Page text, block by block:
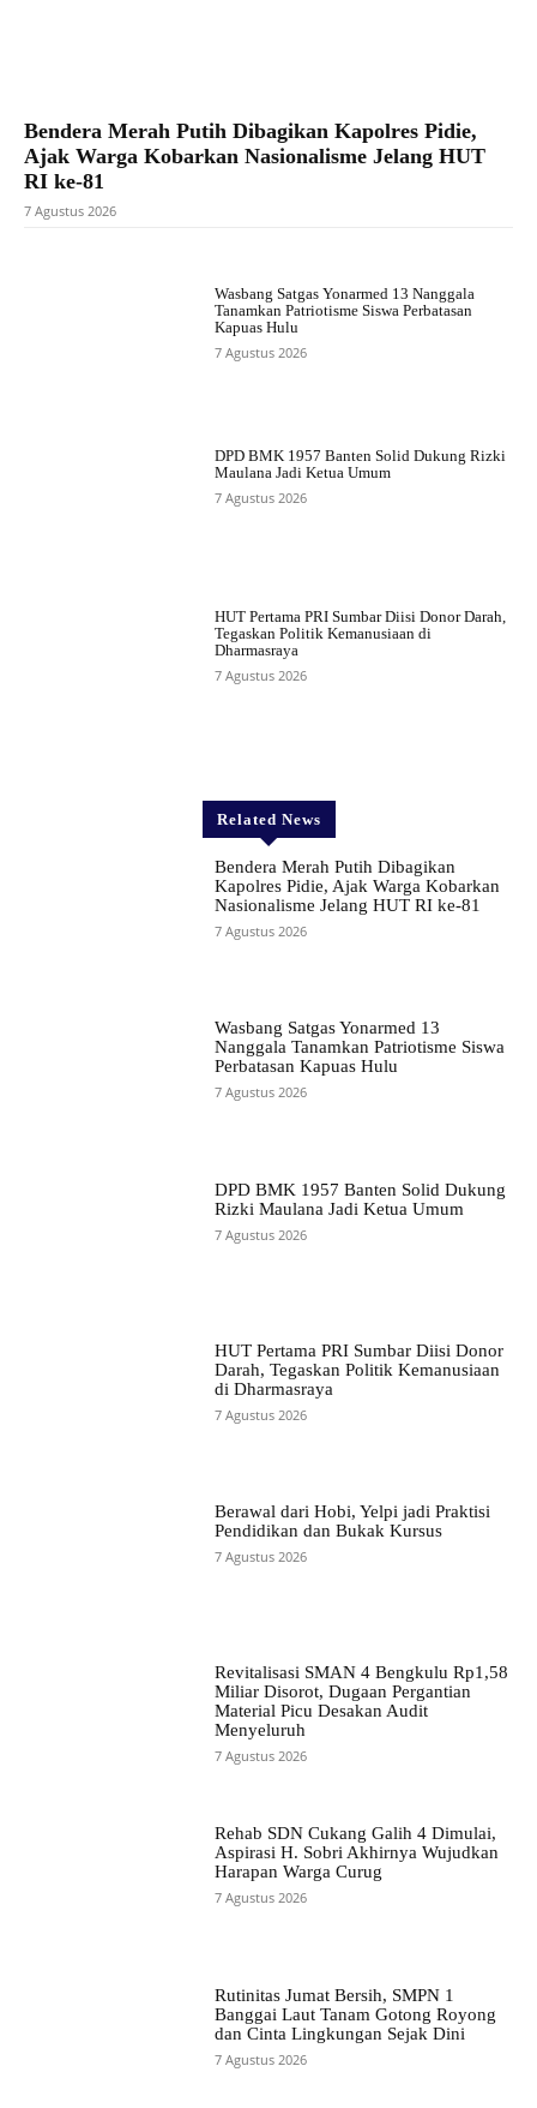
Bendera Merah Putih Dibagikan Kapolres Pidie,
Ajak Warga Kobarkan Nasionalisme Jelang HUT
RI ke-81
7 Agustus 2026
Wasbang Satgas Yonarmed 13 Nanggala
Tanamkan Patriotisme Siswa Perbatasan
Kapuas Hulu
7 Agustus 2026
DPD BMK 1957 Banten Solid Dukung Rizki
Maulana Jadi Ketua Umum
7 Agustus 2026
HUT Pertama PRI Sumbar Diisi Donor Darah,
Tegaskan Politik Kemanusiaan di
Dharmasraya
7 Agustus 2026
Related News
Bendera Merah Putih Dibagikan
Kapolres Pidie, Ajak Warga Kobarkan
Nasionalisme Jelang HUT RI ke-81
7 Agustus 2026
Wasbang Satgas Yonarmed 13
Nanggala Tanamkan Patriotisme Siswa
Perbatasan Kapuas Hulu
7 Agustus 2026
DPD BMK 1957 Banten Solid Dukung
Rizki Maulana Jadi Ketua Umum
7 Agustus 2026
HUT Pertama PRI Sumbar Diisi Donor
Darah, Tegaskan Politik Kemanusiaan
di Dharmasraya
7 Agustus 2026
Berawal dari Hobi, Yelpi jadi Praktisi
Pendidikan dan Bukak Kursus
7 Agustus 2026
Revitalisasi SMAN 4 Bengkulu Rp1,58
Miliar Disorot, Dugaan Pergantian
Material Picu Desakan Audit
Menyeluruh
7 Agustus 2026
Rehab SDN Cukang Galih 4 Dimulai,
Aspirasi H. Sobri Akhirnya Wujudkan
Harapan Warga Curug
7 Agustus 2026
Rutinitas Jumat Bersih, SMPN 1
Banggai Laut Tanam Gotong Royong
dan Cinta Lingkungan Sejak Dini
7 Agustus 2026